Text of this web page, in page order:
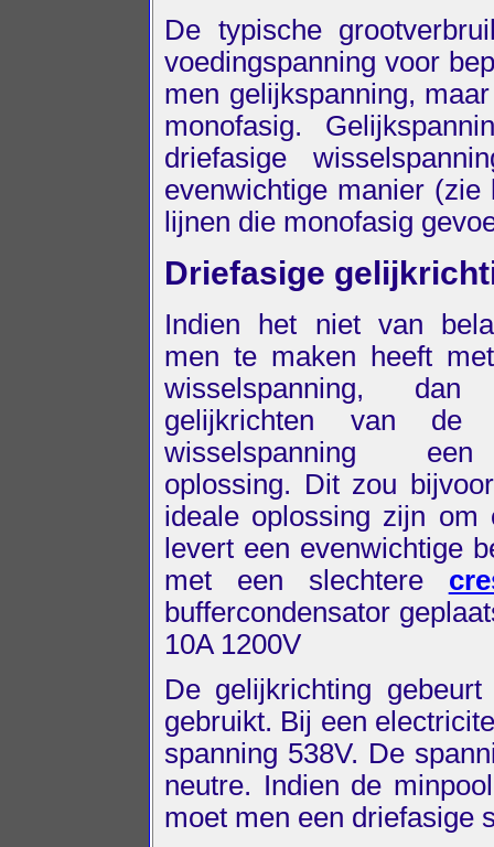
De typische
voedingspanning voor
men gelijkspanning,
monofasig.
driefasige
evenwichtige manier
lijnen die monofasig
Driefasige
Indien het niet van
men te maken heeft
wisselspanning,
gelijkrichten van de
wisselspanning
oplossing. Dit zou
ideale oplossing zijn
levert een evenwichtige
met een slechtere
buffercondensator
10A 1200V
De gelijkrichting
gebruikt. Bij een
spanning 538V. De
neutre. Indien de
moet men een driefasige